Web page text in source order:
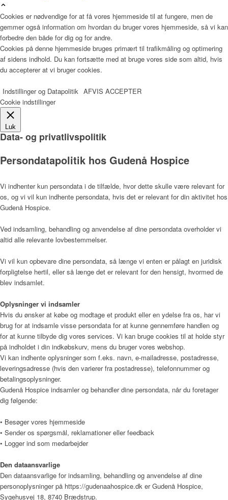
Årsrapporter
Henvisning
Publikationer
Praktisk information
Frivillig
De frivillige gør en forskel
Frivilligkoordinator
Cookies er nødvendige for at få vores hjemmeside til at fungere, men de
gemmer også information om hvordan du bruger vores hjemmeside, så vi kan
forbedre den både for dig og for andre.
Cookies på denne hjemmeside bruges primært til trafikmåling og optimering
af sidens indhold. Du kan fortsætte med at bruge vores side som altid, hvis
du accepterer at vi bruger cookies.
Indstillinger og Datapolitik AFVIS ACCEPTER
Cookie indstillinger
Luk
Data- og privatlivspolitik
Persondatapolitik hos Gudenå Hospice
Vi indhenter kun persondata i de tilfælde, hvor dette skulle være relevant for
os, og vi vil kun indhente persondata, hvis det er relevant for din aktivitet hos
Gudenå Hospice.
Ved indsamling, behandling og anvendelse af dine persondata overholder vi
altid alle relevante lovbestemmelser.
Vi vil kun opbevare dine persondata, så længe vi enten er pålagt en juridisk
forpligtelse hertil, eller så længe det er relevant for den hensigt, hvormed de
blev indsamlet.
Oplysninger vi indsamler
Hvis du ønsker at købe og modtage et produkt eller en ydelse fra os, har vi
brug for at indsamle visse persondata for at kunne gennemføre handlen og
for at kunne tilbyde dig vores services. Vi kan bruge cookies til at holde styr
på indholdet i din indkøbskurv, mens du bruger vores webshop.
Vi kan indhente oplysninger som f.eks. navn, e-mailadresse, postadresse,
leveringsadresse (hvis den varierer fra postadresse), telefonnummer og
betalingsoplysninger.
Gudenå Hospice indsamler og behandler dine persondata, når du foretager
dig følgende:
• Besøger vores hjemmeside
• Sender os spørgsmål, reklamationer eller feedback
• Logger ind som medarbejder
Den dataansvarlige
Den dataansvarlige for indsamling, behandling og anvendelse af dine
personoplysninger på https://gudenaahospice.dk erGudenå Hospice,
Sygehusvej 18, 8740 Brædstrup.